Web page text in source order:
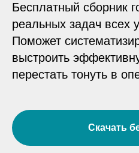
Бесплатный сборник
реальных задач всех
Поможет
выстроить
перестать тонуть в
Скачать